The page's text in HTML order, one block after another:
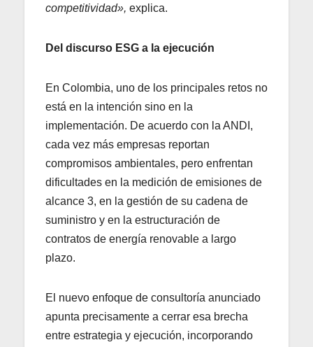
competitividad», explica.
Del discurso ESG a la ejecución
En Colombia, uno de los principales retos no
está en la intención sino en la
implementación. De acuerdo con la ANDI,
cada vez más empresas reportan
compromisos ambientales, pero enfrentan
dificultades en la medición de emisiones de
alcance 3, en la gestión de su cadena de
suministro y en la estructuración de
contratos de energía renovable a largo
plazo.
El nuevo enfoque de consultoría anunciado
apunta precisamente a cerrar esa brecha
entre estrategia y ejecución, incorporando